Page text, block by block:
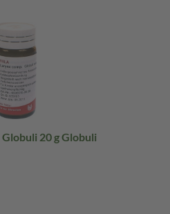
20 g Globuli